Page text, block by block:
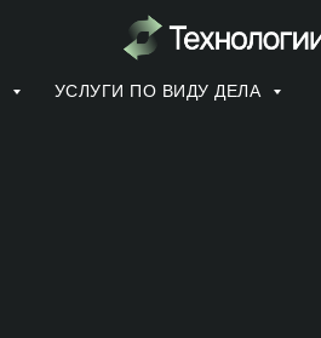
УСЛУГИ ПО ВИДУ ДЕЛА